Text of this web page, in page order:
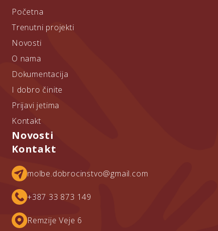
Početna
Trenutni projekti
Novosti
O nama
Dokumentacija
I dobro činite
Prijavi jetima
Kontakt
Novosti
Kontakt
molbe.dobrocinstvo@gmail.com
+387 33 873 149
Remzije Veje 6